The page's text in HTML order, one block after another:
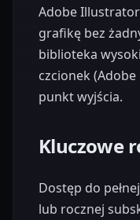
Adobe
grafikę bez
biblioteka
czcionek
punkt wyjścia.
Kluczowe
Dostęp do
lub rocznej